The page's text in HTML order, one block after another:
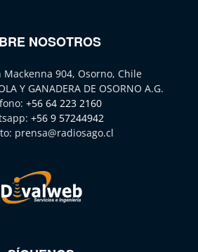
NOSOTROS
Mackenna 904, Osorno, Chile
Y GANADERA DE OSORNO A.G.
+56 64 223 2160
+56 9 57244942
prensa@radiosago.cl